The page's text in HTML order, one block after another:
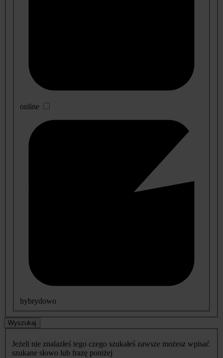
online
hybrydowo
Wyszukaj
Jeżeli nie znalazłeś tego czego szukałeś zawsze możesz wpisać
szukane słowo lub frazę poniżej